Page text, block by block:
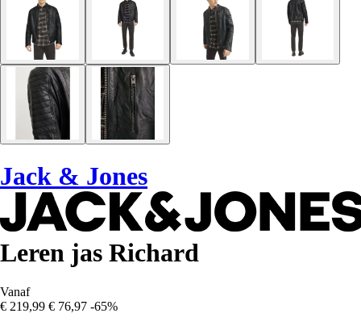
Jack & Jones
Leren jas Richard
Vanaf
€ 219,99 € 76,97 -65%